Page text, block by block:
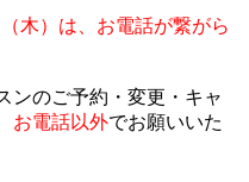
木）は、お電話が繋がら
ンのご予約・変更・キャ
お電話以外でお願いいた